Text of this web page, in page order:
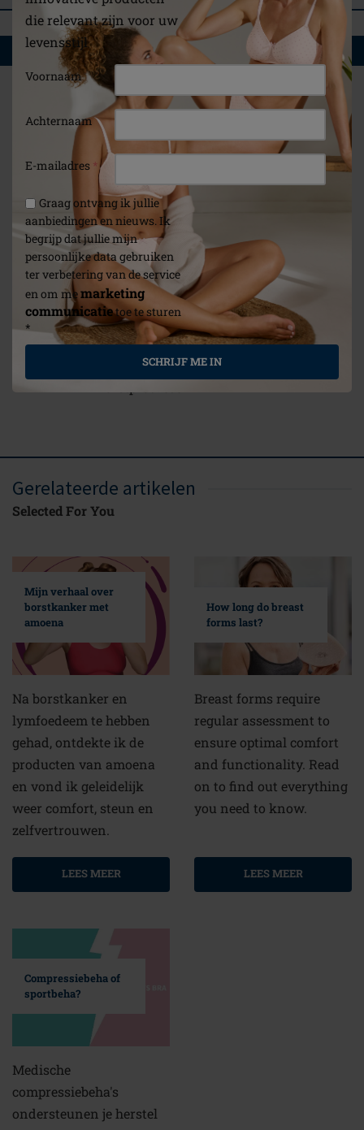
die relevant zijn voor uw
levensstijl
Voornaam
Achternaam
E-mailadres *
Graag ontvang ik jullie
aanbiedingen en nieuws. Ik
begrijp dat jullie mijn
persoonlijke data gebruiken
ter verbetering van de service
en om memarketing
communicatietoe te sturen
*
SCHRIJF ME IN
WAT U OOK ZOU KUNNEN INTERESSEREN
Turin
Gerelateerde artikelen
Selected For You
Mijn verhaal over
borstkanker met
amoena
Na borstkanker en
lymfoedeem te hebben
gehad, ontdekte ik de
producten van amoena
en vond ik geleidelijk
weer comfort, steun en
zelfvertrouwen.
LEES MEER
How long do breast
forms last?
Breast forms require
regular assessment to
ensure optimal comfort
and functionality. Read
on to find out everything
you need to know.
LEES MEER
Compressiebeha of
sportbeha?
Medische
compressiebeha's
ondersteunen je herstel